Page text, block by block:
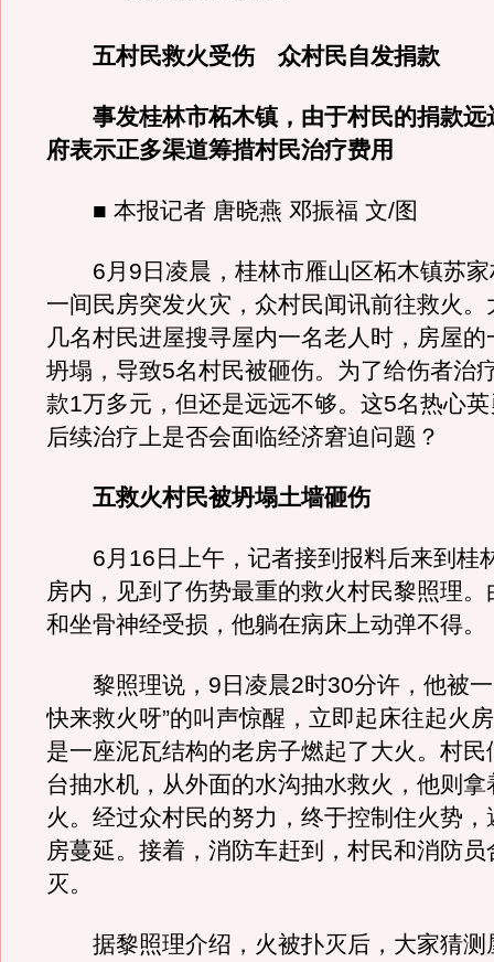
五村民救火受伤 众村民自发捐款
事发桂林市柘木镇，由于村民的捐款远
府表示正多渠道筹措村民治疗费用
■ 本报记者 唐晓燕 邓振福 文/图
6月9日凌晨，桂林市雁山区柘木镇苏家
一间民房突发火灾，众村民闻讯前往救火。
几名村民进屋搜寻屋内一名老人时，房屋
坍塌，导致5名村民被砸伤。为了给伤者治
款1万多元，但还是远远不够。这5名热心
后续治疗上是否会面临经济窘迫问题？
五救火村民被坍塌土墙砸伤
6月16日上午，记者接到报料后来到桂
房内，见到了伤势最重的救火村民黎照理
和坐骨神经受损，他躺在病床上动弹不得。
黎照理说，9日凌晨2时30分许，他被一
快来救火呀”的叫声惊醒，立即起床往起火
是一座泥瓦结构的老房子燃起了大火。村民
台抽水机，从外面的水沟抽水救火，他则
火。经过众村民的努力，终于控制住火势
房蔓延。接着，消防车赶到，村民和消防员
灭。
据黎照理介绍，火被扑灭后，大家猜测